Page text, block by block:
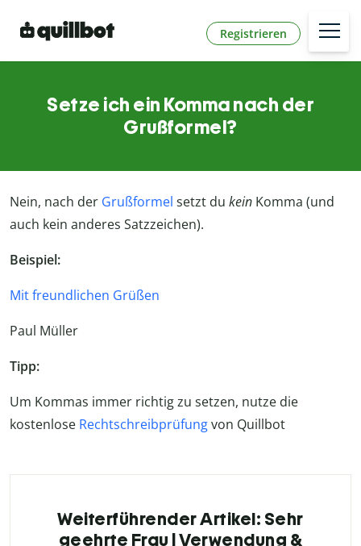
Registrieren
Setze ich ein Komma nach der
Grußformel?
Nein, nach der Grußformel setzt du kein Komma (und
auch kein anderes Satzzeichen).
Beispiel:
Mit freundlichen Grüßen
Paul Müller
Tipp:
Um Kommas immer richtig zu setzen, nutze die
kostenlose Rechtschreibprüfungvon Quillbot
Weiterführender Artikel: Sehr
geehrte Frau | Verwendung &